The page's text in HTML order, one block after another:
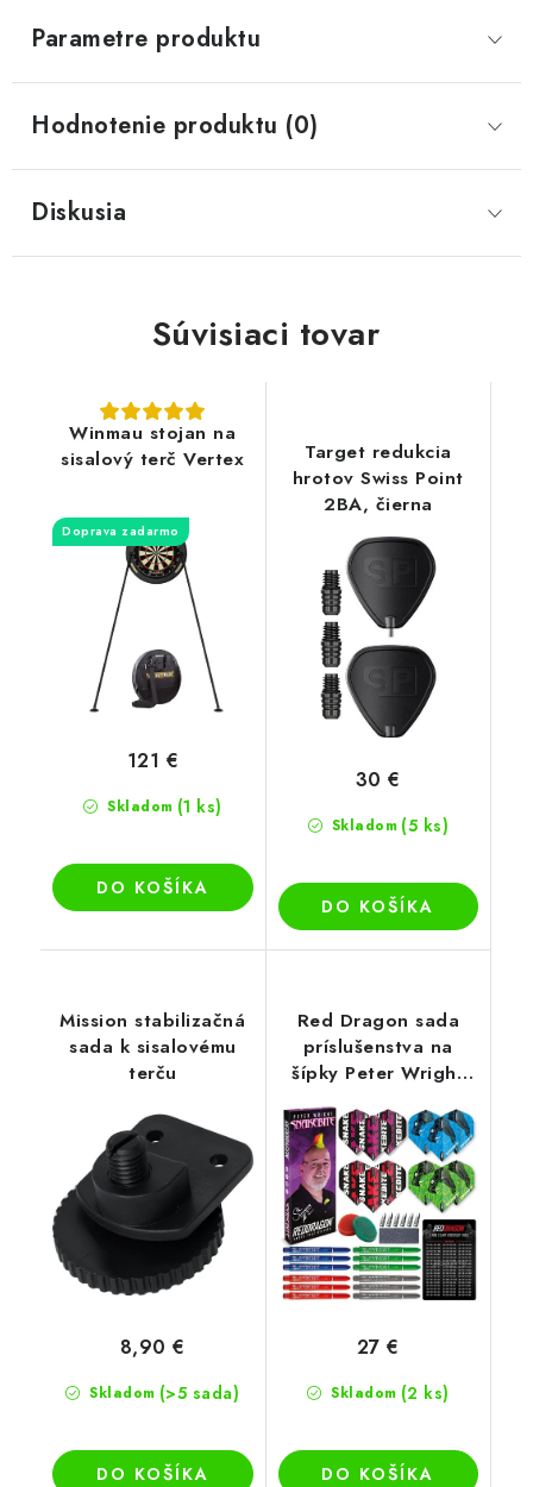
Parametre produktu
Hodnotenie produktu (0)
Diskusia
Súvisiaci tovar
Winmau stojan na
sisalový terč Vertex
Doprava zadarmo
Skladom (1 ks)
121 €
DO KOŠÍKA
Target redukcia
hrotov Swiss Point
2BA, čierna
Skladom (5 ks)
30 €
DO KOŠÍKA
Mission stabilizačná
sada k sisalovému
terču
Skladom (>5 sada)
8,90 €
DO KOŠÍKA
Red Dragon sada
príslušenstva na
šípky Peter Wright
Skladom (2 ks)
27 €
DO KOŠÍKA